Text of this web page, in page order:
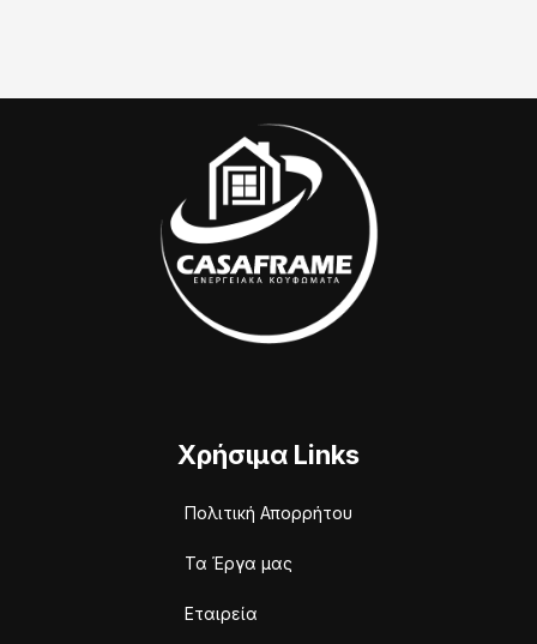
Χρήσιμα Links
Πολιτική Απορρήτου
Τα Έργα μας
Εταιρεία